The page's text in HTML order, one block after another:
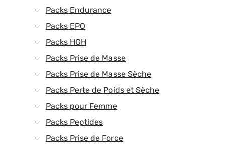
Packs Endurance
Packs EPO
Packs HGH
Packs Prise de Masse
Packs Prise de Masse Sèche
Packs Perte de Poids et Sèche
Packs pour Femme
Packs Peptides
Packs Prise de Force